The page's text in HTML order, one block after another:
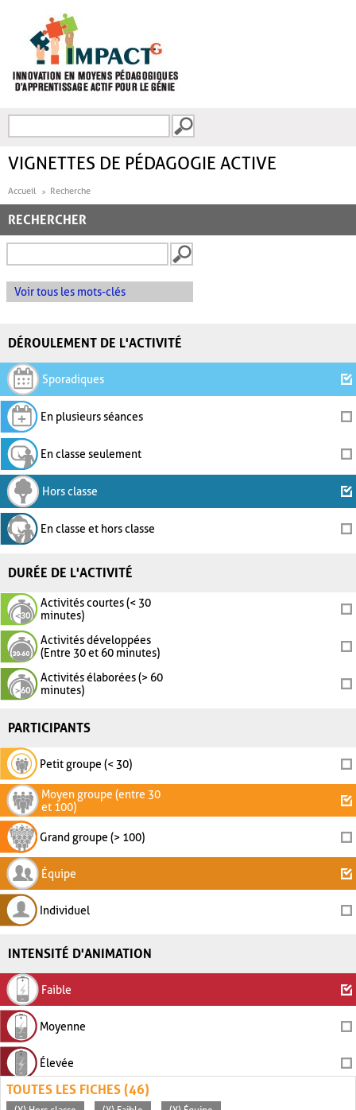
FORMULAIRE DE
VIGNETTES DE PÉDAGOGIE ACTIVE
Accueil Recherche
RECHERCHER
Voir tous les mots-clés
DÉROULEMENT DE L'ACTIVITÉ
Sporadiques
En plusieurs séances
En classe seulement
Hors classe
En classe et hors classe
DURÉE DE L'ACTIVITÉ
Activités courtes (< 30
minutes)
Activités développées
(Entre 30 et 60 minutes)
Activités élaborées (> 60
minutes)
PARTICIPANTS
Petit groupe (< 30)
Moyen groupe (entre 30
et 100)
Grand groupe (> 100)
Équipe
Individuel
INTENSITÉ D'ANIMATION
Faible
Moyenne
Élevée
TOUTES LES FICHES (46)